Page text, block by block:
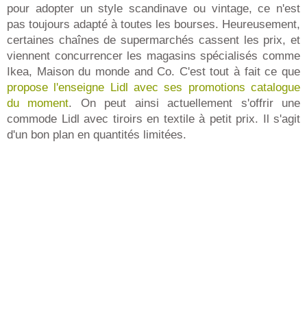
pour adopter un style scandinave ou vintage, ce n'est
pas toujours adapté à toutes les bourses. Heureusement,
certaines chaînes de supermarchés cassent les prix, et
viennent concurrencer les magasins spécialisés comme
Ikea, Maison du monde and Co. C'est tout à fait ce que
propose l'enseigne Lidl avec ses promotions catalogue
du moment. On peut ainsi actuellement s'offrir une
commode Lidl avec tiroirs en textile à petit prix. Il s'agit
d'un bon plan en quantités limitées.